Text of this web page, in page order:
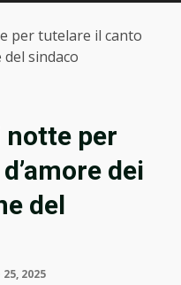
per tutelare il canto
del sindaco
notte per
dei
del
2025